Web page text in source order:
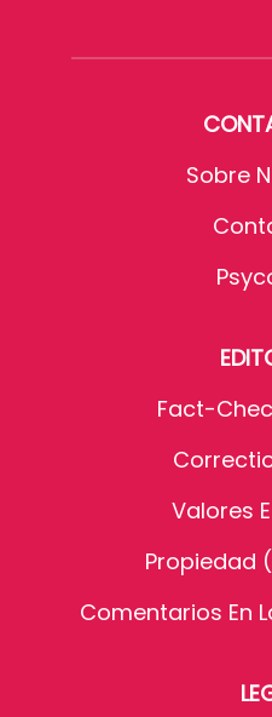
Sobre
Fact-
Valores
Propiedad
Comentarios En